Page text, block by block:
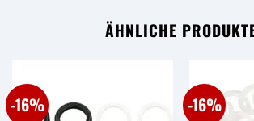
ÄHNLICHE
-16% -16%